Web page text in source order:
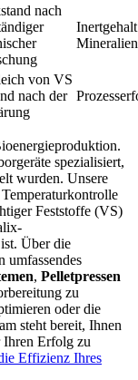
nach
Mineralien
von VS
nach der
spezialisiert,
wurden. Unsere
Feststoffe (VS)
Über die
umfassendes
, Pelletpressen
zu
oder die
steht bereit, Ihnen
Ihren Erfolg zu
Effizienz Ihres